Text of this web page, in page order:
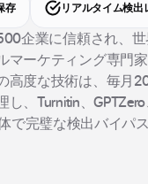
存 リアルタイム検出
企業に信頼され、
マーケティング専門
高度な技術は、毎月
し、Turnitin、
で完璧な検出バイパ